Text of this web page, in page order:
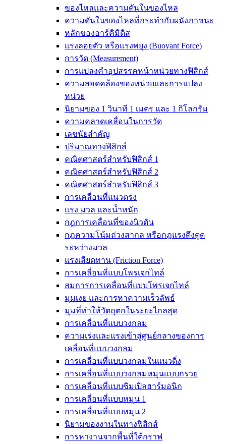
ของไหลและความดันในของไหล
ความดันในของไหลที่กระทำกับผนังภาชนะ
หลักของอาร์คิมิดิส
แรงลอยตัว หรือแรงพยุง (Buoyant Force)
การวัด (Measurement)
การแปลงคำอุปสรรคหน้าหน่วยทางฟิสิกส์
ความสอดคล้องของหน่วยและการแปลง
หน่วย
นิยามของ 1 วินาที 1 เมตร และ 1 กิโลกรัม
ความคลาดเคลื่อนในการวัด
เลขนัยสำคัญ
ปริมาณทางฟิสิกส์
คณิตศาสตร์สำหรับฟิสิกส์ 1
คณิตศาสตร์สำหรับฟิสิกส์ 2
คณิตศาสตร์สำหรับฟิสิกส์ 3
การเคลื่อนที่แนวตรง
แรง มวล และน้ำหนัก
กฎการเคลื่อนที่ของนิวตัน
กฎความโน้มถ่วงสากล หรือกฎแรงดึงดูด
ระหว่างมวล
แรงเสียดทาน (Friction Force)
การเคลื่อนที่แบบโพรเจกไทล์
สมการการเคลื่อนที่แบบโพรเจกไทล์
มุมเงย และการหาความเร็วลัพธ์
มุมที่ทำให้วัตถุตกในระยะไกลสุด
การเคลื่อนที่แบบวงกลม
ความเร่งและแรงเข้าสู่ศูนย์กลางของการ
เคลื่อนที่แบบวงกลม
การเคลื่อนที่แบบวงกลมในแนวดิ่ง
การเคลื่อนที่แบบวงกลมหมุนแบบกรวย
การเคลื่อนที่แบบซิมเปิลฮาร์มอนิก
การเคลื่อนที่แบบหมุน 1
การเคลื่อนที่แบบหมุน 2
นิยามของงานในทางฟิสิกส์
การหางานจากพื้นที่ใต้กราฟ